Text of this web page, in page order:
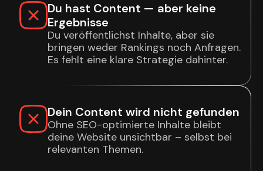
Du hast Content — aber keine
Ergebnisse
Du veröffentlichst Inhalte, aber sie
bringen weder Rankings noch Anfragen.
Es fehlt eine klare Strategie dahinter.
Dein Content wird nicht gefunden
Ohne SEO-optimierte Inhalte bleibt
deine Website unsichtbar – selbst bei
relevanten Themen.